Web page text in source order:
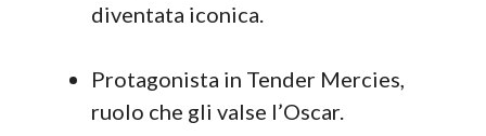
diventata iconica.
Protagonista in Tender Mercies,
ruolo che gli valse l’Oscar.